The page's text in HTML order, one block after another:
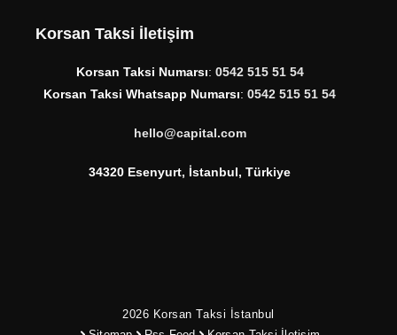
Korsan Taksi İletişim
Korsan Taksi Numarsı: 0542 515 51 54
Korsan Taksi Whatsapp Numarsı: 0542 515 51 54
hello@capital.com
34320 Esenyurt, İstanbul, Türkiye
2026 Korsan Taksi İstanbul